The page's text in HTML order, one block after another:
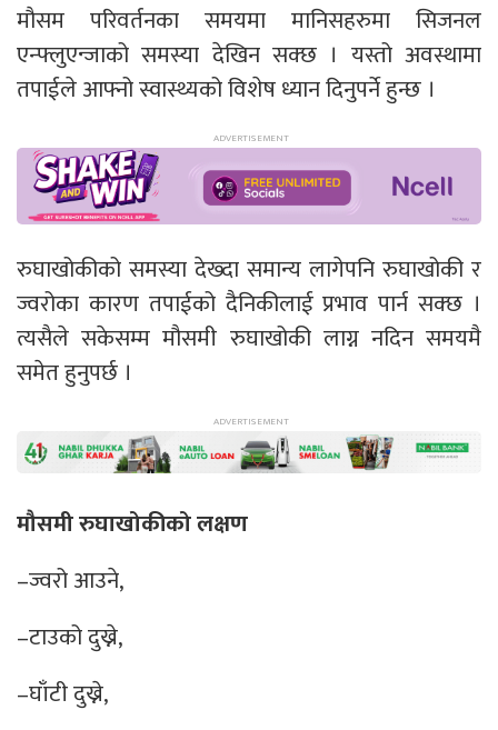
मौसम परिवर्तनका समयमा मानिसहरुमा सिजनल
एन्फ्लुएन्जाको समस्या देखिन सक्छ । यस्तो अवस्थामा
तपाईले आफ्नो स्वास्थ्यको विशेष ध्यान दिनुपर्ने हुन्छ ।
रुघाखोकीको समस्या देख्दा समान्य लागेपनि रुघाखोकी र
ज्वरोका कारण तपाईको दैनिकीलाई प्रभाव पार्न सक्छ ।
त्यसैले सकेसम्म मौसमी रुघाखोकी लाग्न नदिन समयमै
समेत हुनुपर्छ ।
मौसमी रुघाखोकीको लक्षण
–ज्वरो आउने,
–टाउको दुख्ने,
–घाँटी दुख्ने,